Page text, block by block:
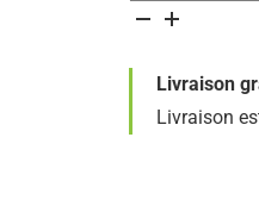
Livraison
Livraison